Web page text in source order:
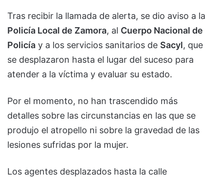
Tras recibir la llamada de alerta, se dio aviso a la
Policía Local de Zamora, al Cuerpo Nacional de
Policía y a los servicios sanitarios de Sacyl, que
se desplazaron hasta el lugar del suceso para
atender a la víctima y evaluar su estado.
Por el momento, no han trascendido más
detalles sobre las circunstancias en las que se
produjo el atropello ni sobre la gravedad de las
lesiones sufridas por la mujer.
Los agentes desplazados hasta la calle